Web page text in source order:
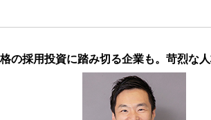
の採用投資に踏み切る企業も。苛烈な